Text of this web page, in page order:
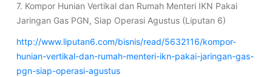
7. Kompor Hunian Vertikal dan Rumah Menteri IKN Pakai
Jaringan Gas PGN, Siap Operasi Agustus (Liputan 6)
http://www.liputan6.com/bisnis/read/5632116/kompor-
hunian-vertikal-dan-rumah-menteri-ikn-pakai-jaringan-gas-
pgn-siap-operasi-agustus